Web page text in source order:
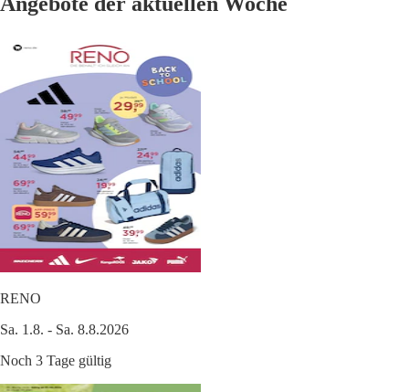
RENO
Sa. 1.8. - Sa. 8.8.2026
Noch 3 Tage gültig